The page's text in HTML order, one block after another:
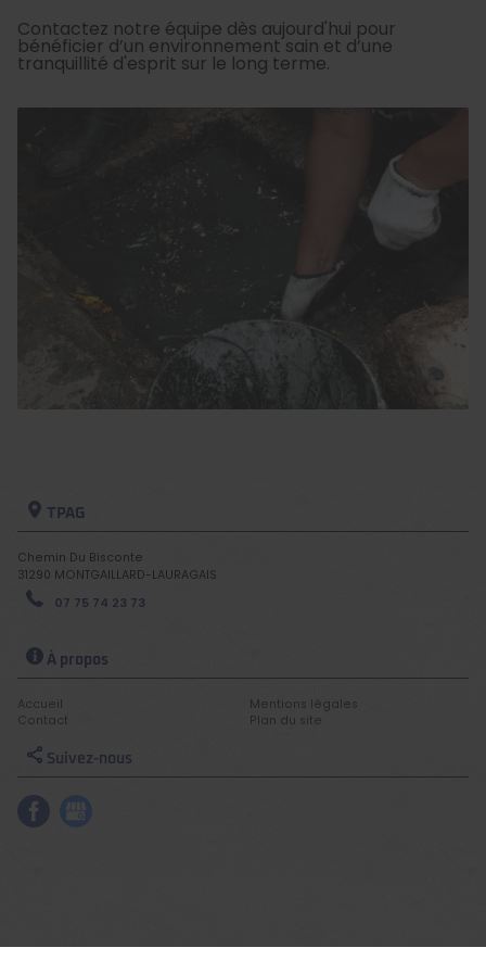
Contactez notre équipe dès aujourd'hui pour
bénéficier d’un environnement sain et d’une
tranquillité d'esprit sur le long terme.
TPAG
Chemin Du Bisconte
31290 MONTGAILLARD-LAURAGAIS
07 75 74 23 73
À propos
Accueil
Contact
Mentions légales
Plan du site
Suivez-nous